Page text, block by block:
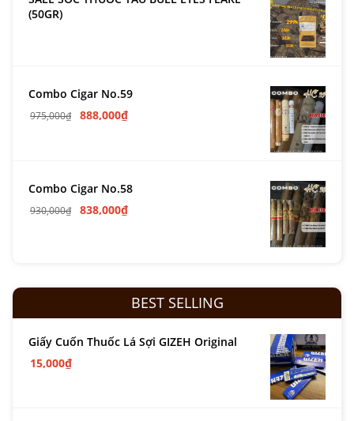
(50GR)
Combo Cigar No.59
975,000₫ 888,000₫
Combo Cigar No.58
930,000₫ 838,000₫
BEST SELLING
Giấy Cuốn Thuốc Lá Sợi GIZEH Original
15,000₫